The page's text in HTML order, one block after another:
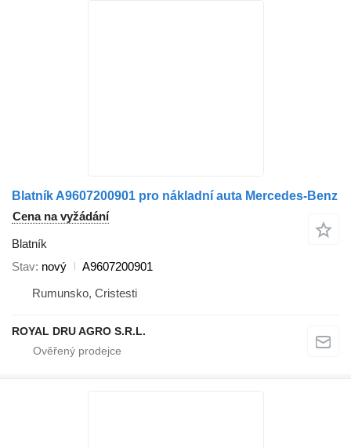
Blatník A9607200901 pro nákladní auta Mercedes-Benz
Cena na vyžádání
Blatník
Stav nový
A9607200901
Rumunsko, Cristesti
ROYAL DRU AGRO S.R.L.